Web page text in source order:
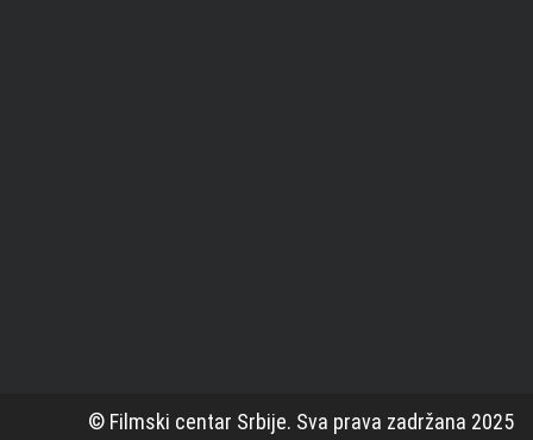
© Filmski centar Srbije. Sva prava zadržana 2025